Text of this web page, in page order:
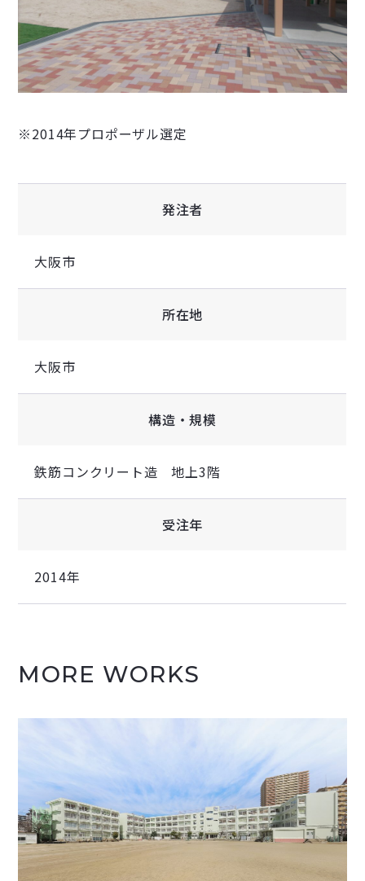
※2014年プロポーザル選定
発注者
大阪市
所在地
大阪市
構造・規模
鉄筋コンクリート造 地上3階
受注年
2014年
MORE WORKS